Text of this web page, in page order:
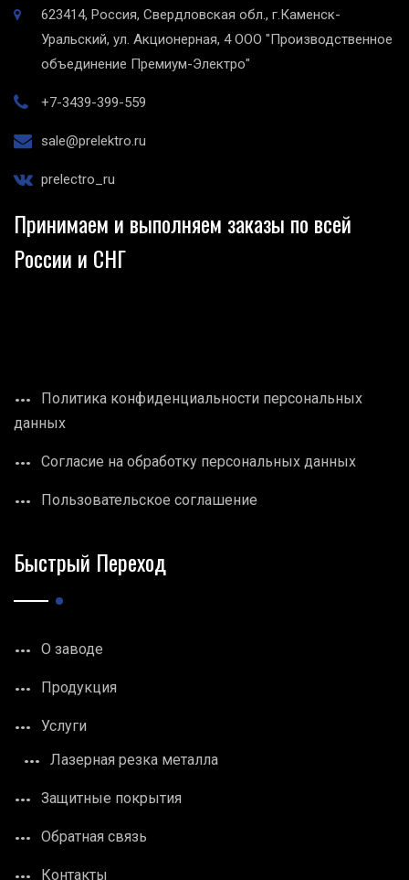
623414, Россия, Свердловская обл., г.Каменск-
Уральский, ул. Акционерная, 4 ООО "Производственное
объединение Премиум-Электро"
+7-3439-399-559
sale@prelektro.ru
prelectro_ru
Принимаем и выполняем заказы по всей
России и СНГ
Политика конфиденциальности персональных
данных
Согласие на обработку персональных данных
Пользовательское соглашение
Быстрый Переход
О заводе
Продукция
Услуги
Лазерная резка металла
Защитные покрытия
Обратная связь
Контакты